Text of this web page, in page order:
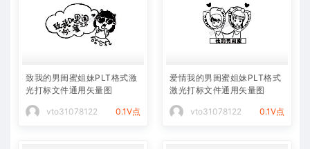
致我的男闺蜜姐妹PLT格式激
光打标文件通用矢量图
vto31078122 0.1V点
爱情我的男闺蜜姐妹PLT格式
激光打标文件通用矢量图
vto31078122 0.1V点